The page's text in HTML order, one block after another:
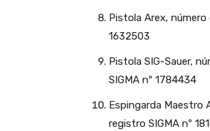
Pistola Arex, número
1632503
Pistola SIG-Sauer,
SIGMA nº 1784434
Espingarda Maestro
registro SIGMA nº